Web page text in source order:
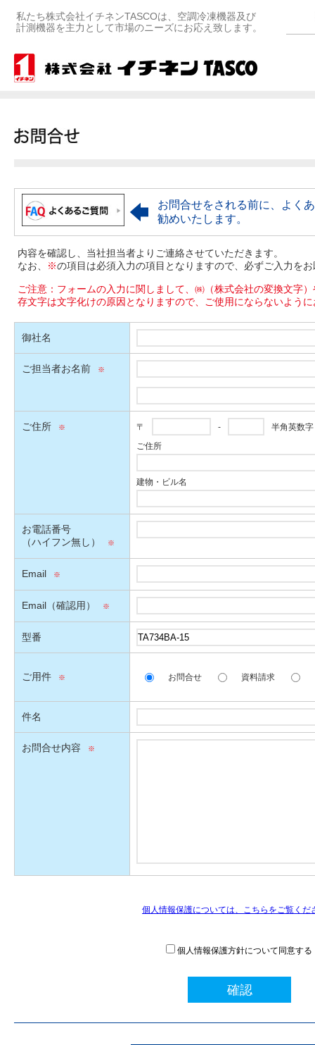
私たち株式会社イチネンTASCOは、空調冷凍機器及び
計測機器を主力として市場のニーズにお応え致します。
お問合せをされる前に、よく
勧めいたします。
内容を確認し、当社担当者よりご連絡させていただきます。
なお、
※の項目は必須入力の項目となりますので、必ずご入力を
ご注意：フォームの入力に関しまして、㈱（株式会社の変換文字
存文字は文字化けの原因となりますので、ご使用にならないよう
御社名
ご担当者お名前
ご住所 〒 -
半角英数字
ご住所
建物・ビル名
お電話番号
（ハイフン無し）
Email
Email（確認用）
型番
ご用件 お問合せ 資料請求
件名
お問合せ内容
個人情報保護については、こちらをご覧くだ
個人情報保護方針について同意する
確認